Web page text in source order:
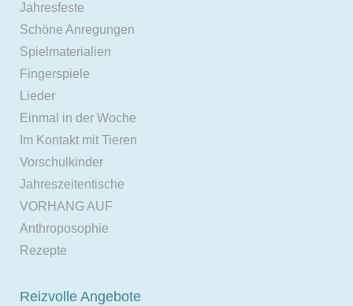
Jahresfeste
Schöne Anregungen
Spielmaterialien
Fingerspiele
Lieder
Einmal in der Woche
Im Kontakt mit Tieren
Vorschulkinder
Jahreszeitentische
VORHANG AUF
Anthroposophie
Rezepte
Reizvolle Angebote